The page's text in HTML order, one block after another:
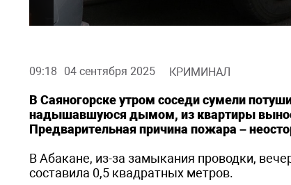
09:18 04 сентября 2025 КРИМИНАЛ
В Саяногорске утром соседи сумели
надышавшуюся дымом, из квартиры
Предварительная причина пожара –
В Абакане, из-за замыкания проводки,
составила 0,5 квадратных метров.